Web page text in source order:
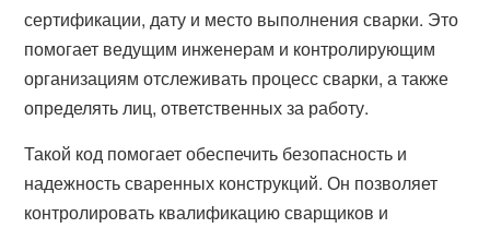
сертификации, дату и место выполнения сварки. Это
помогает ведущим инженерам и контролирующим
организациям отслеживать процесс сварки, а также
определять лиц, ответственных за работу.
Такой код помогает обеспечить безопасность и
надежность сваренных конструкций. Он позволяет
контролировать квалификацию сварщиков и